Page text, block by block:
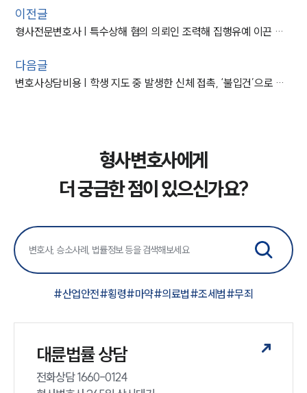
이전글
형사전문변호사 | 특수상해 혐의 의뢰인 조력해 집행유예 이끈 형사변호사
다음글
변호사상담비용 | 학생 지도 중 발생한 신체 접촉, ‘불입건’으로 마무리된 사례
형사변호사에게
더 궁금한 점이 있으신가요?
#산업안전#횡령#마약#의료법#조세범#무죄
대륜법률 상담
전화상담 1660-0124